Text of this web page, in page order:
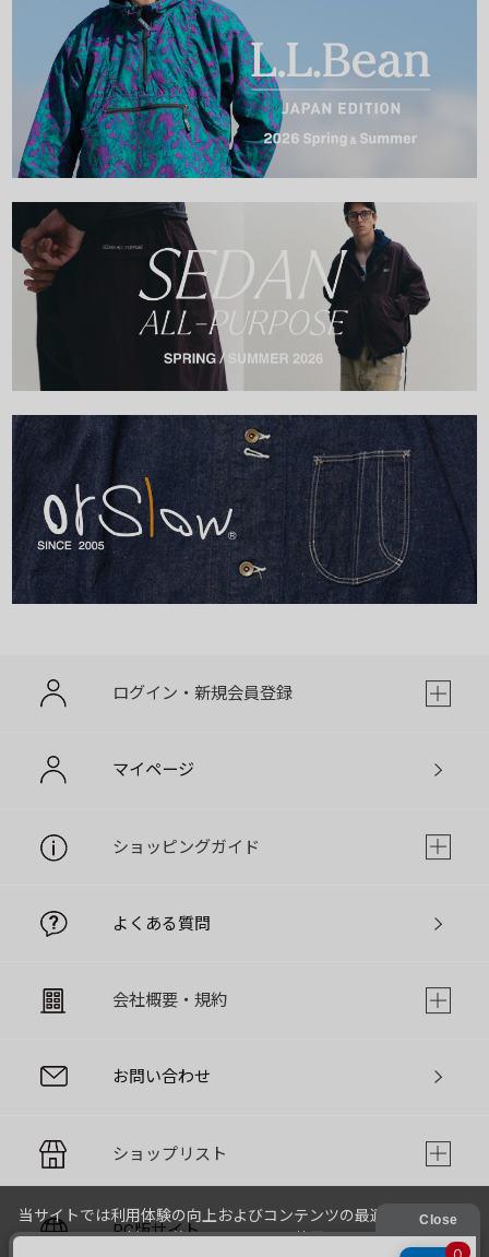
ログイン・新規会員登録
マイページ
ショッピングガイド
よくある質問
会社概要・規約
お問い合わせ
ショップリスト
PC版サイト
当サイトでは利用体験の向上およびコンテンツの最適な提供、ト
ラフィックの分析を目的としてCookieを使用しています。